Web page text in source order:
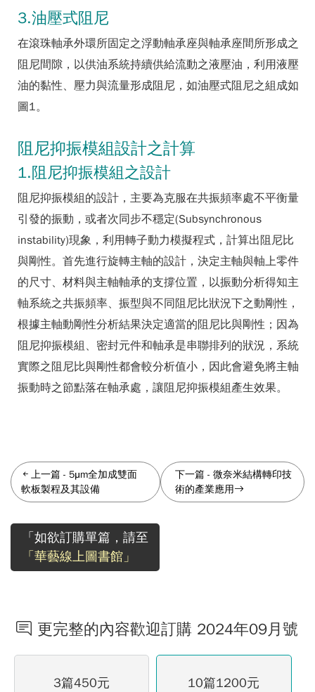
3.油壓式阻尼
在滾珠軸承外環所固定之浮動軸承座與軸承座間所形成之
阻尼間隙，以供油系統持續供給流動之液壓油，利用液壓
油的黏性、壓力與流量形成阻尼，如油壓式阻尼之組成如
圖1。
阻尼抑振模組設計之計算
1.阻尼抑振模組之設計
阻尼抑振模組的設計，主要為克服在共振頻率處不平衡量
引發的振動，或者次同步不穩定(Subsynchronous
instability)現象，利用轉子動力模擬程式，計算出阻尼比
與剛性。首先進行旋轉主軸的設計，決定主軸與軸上零件
的尺寸、材料與主軸軸承的支撐位置，以振動分析得知主
軸系統之共振頻率、振型與不同阻尼比狀況下之動剛性，
根據主軸動剛性分析結果決定適當的阻尼比與剛性；因為
阻尼抑振模組、密封元件和軸承是串聯排列的狀況，系統
實際之阻尼比與剛性都會較分析值小，因此會避免將主軸
振動時之節點落在軸承處，讓阻尼抑振模組產生效果。
上一篇 - 5μm全加成雙面
軟板製程及其設備
下一篇 -微奈米結構轉印技
術的產業應用
「如欲訂購單篇，請至
「華藝線上圖書館」
更完整的內容歡迎訂購 2024年09月號
3篇450元 10篇1200元